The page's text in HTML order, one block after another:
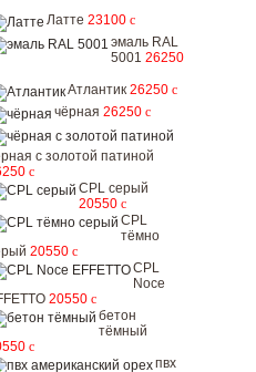
Латте 23100 c
эмаль RAL
5001 26250
Атлантик 26250 c
чёрная 26250 c
с золотой патиной
c
CPL серый
20550 c
CPL
тёмно
20550 c
CPL
Noce
20550 c
бетон
тёмный
c
пвх